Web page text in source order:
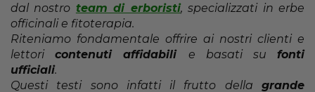
dal nostro team di erboristi, specializzati in erbe
officinali e fitoterapia.
Riteniamo fondamentale offrire ai nostri clienti e
lettoricontenuti affidabili e basati sufonti
ufficiali.
Questi testi sono infatti il frutto della grande